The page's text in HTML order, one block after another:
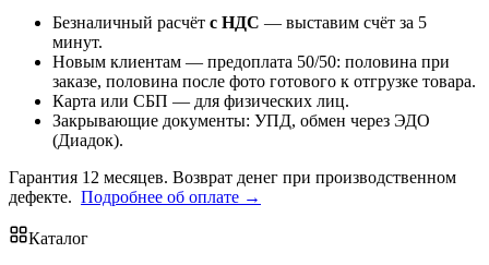
Безналичный расчёт с НДС — выставим счёт за 5
минут.
Новым клиентам — предоплата 50/50: половина при
заказе, половина после фото готового к отгрузке товара.
Карта или СБП — для физических лиц.
Закрывающие документы: УПД, обмен через ЭДО
(Диадок).
Гарантия 12 месяцев. Возврат денег при производственном
дефекте. Подробнее об оплате →
Каталог